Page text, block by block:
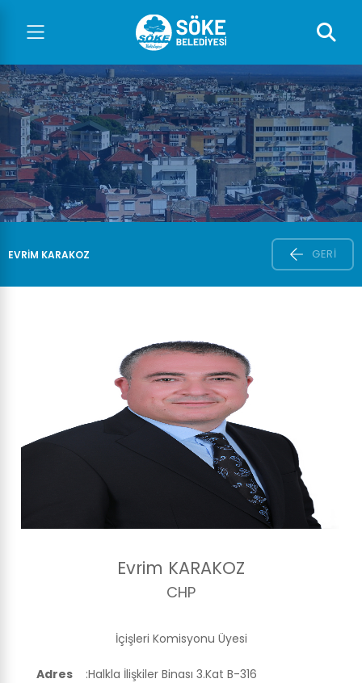
EVRIM KARAKOZ GERI
Evrim KARAKOZ
CHP
İçişleri Komisyonu Üyesi
Adres :Halkla İlişkiler Binası 3.Kat B-316